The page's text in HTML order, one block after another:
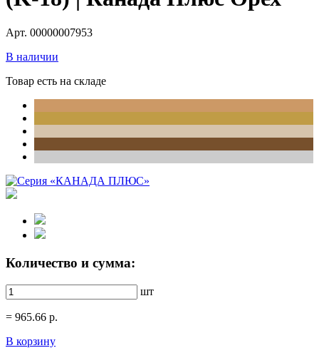
Арт. 00000007953
В наличии
Товар есть на складе
Количество и сумма:
шт
= 965.66 р.
В корзину